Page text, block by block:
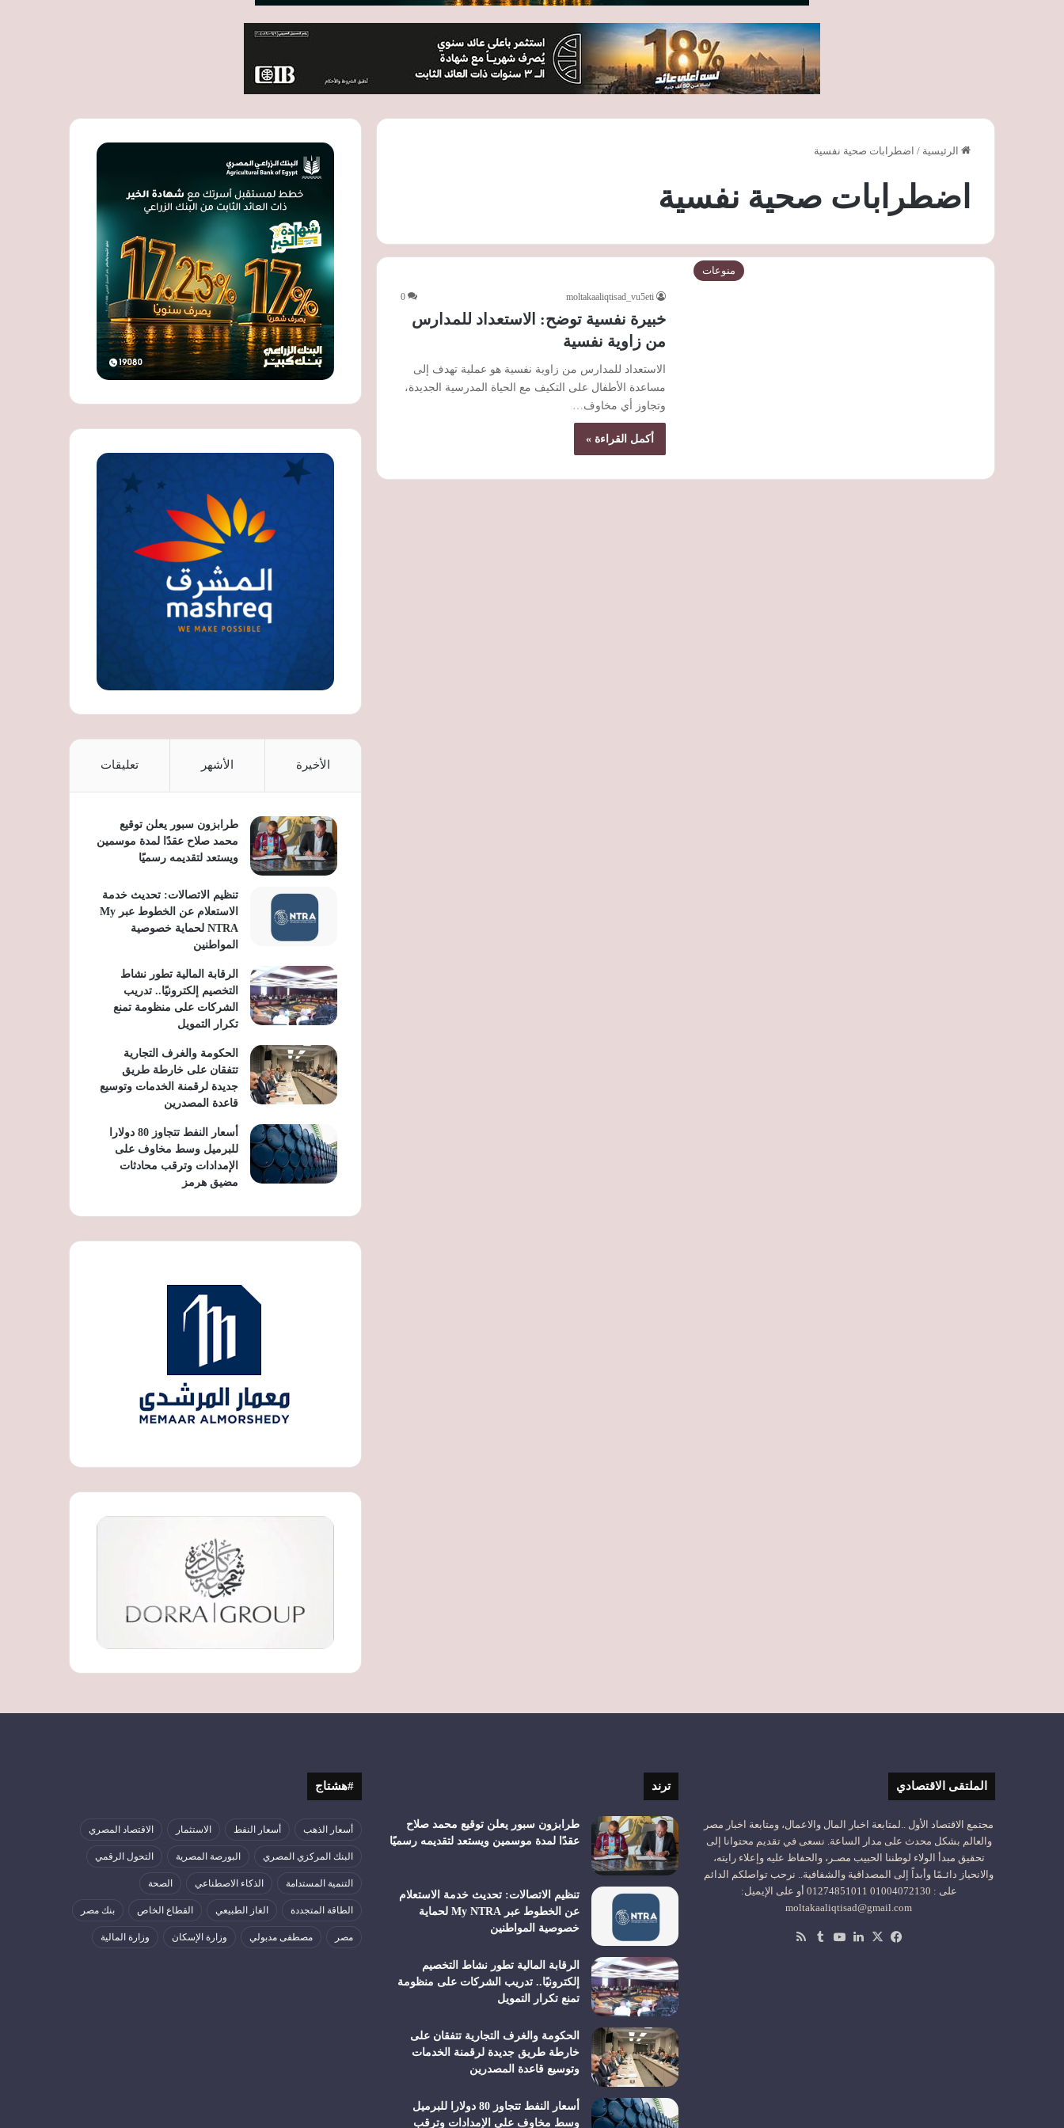
الرئيسية / اضطرابات صحية نفسية
اضطرابات صحية نفسية
منوعات
moltakaaliqtisad_vu5eti
0
خبيرة نفسية توضح: الاستعداد للمدارس
من زاوية نفسية
الاستعداد للمدارس من زاوية نفسية هو عملية تهدف إلى
مساعدة الأطفال على التكيف مع الحياة المدرسية الجديدة،
وتجاوز أي مخاوف…
أكمل القراءة »
الأخيرة الأشهر تعليقات
طرابزون سبور يعلن توقيع
محمد صلاح عقدًا لمدة موسمين
ويستعد لتقديمه رسميًا
تنظيم الاتصالات: تحديث خدمة
الاستعلام عن الخطوط عبر My
NTRA لحماية خصوصية
المواطنين
الرقابة المالية تطور نشاط
التخصيم إلكترونيًا.. تدريب
الشركات على منظومة تمنع
تكرار التمويل
الحكومة والغرف التجارية
تتفقان على خارطة طريق
جديدة لرقمنة الخدمات وتوسيع
قاعدة المصدرين
أسعار النفط تتجاوز 80 دولارا
للبرميل وسط مخاوف على
الإمدادات وترقب محادثات
مضيق هرمز
الملتقى الاقتصادي
مجتمع الاقتصاد الأول ..لمتابعة اخبار المال والاعمال، ومتابعة اخبار مصر
والعالم بشكل محدث على مدار الساعة. نسعى في تقديم محتوانا إلى
تحقيق مبدأ الولاء لوطننا الحبيب مصـر، والحفاظ عليه وإعلاء رايته،
والانحياز دائـمًا وأبداً إلى المصداقية والشفافية.. نرحب تواصلكم الدائم
على : 01004072130 01274851011 أو على الإيميل:
moltakaaliqtisad@gmail.com
فيسبوك
‫X لينكدإن‫YouTube
ترند
طرابزون سبور يعلن توقيع محمد صلاح
عقدًا لمدة موسمين ويستعد لتقديمه رسميًا
تنظيم الاتصالات: تحديث خدمة الاستعلام
عن الخطوط عبر My NTRA لحماية
خصوصية المواطنين
الرقابة المالية تطور نشاط التخصيم
إلكترونيًا.. تدريب الشركات على منظومة
تمنع تكرار التمويل
الحكومة والغرف التجارية تتفقان على
خارطة طريق جديدة لرقمنة الخدمات
وتوسيع قاعدة المصدرين
أسعار النفط تتجاوز 80 دولارا للبرميل
وسط مخاوف على الإمدادات وترقب
#هشتاج
أسعار الذهب أسعار النفط الاستثمار الاقتصاد المصري
البنك المركزي المصري البورصة المصرية التحول الرقمي
التنمية المستدامة الذكاء الاصطناعي الصحة
الطاقة المتجددة الغاز الطبيعي القطاع الخاص بنك مصر
مصر مصطفى مدبولي وزارة الإسكان وزارة المالية